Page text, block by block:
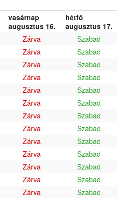
vasárnap
augusztus 16.
hétfő
augusztus 17.
Zárva Szabad
Zárva Szabad
Zárva Szabad
Zárva Szabad
Zárva Szabad
Zárva Szabad
Zárva Szabad
Zárva Szabad
Zárva Szabad
Zárva Szabad
Zárva Szabad
Zárva Szabad
Zárva Szabad